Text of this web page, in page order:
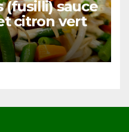
(fusilli) sauce
citron vert